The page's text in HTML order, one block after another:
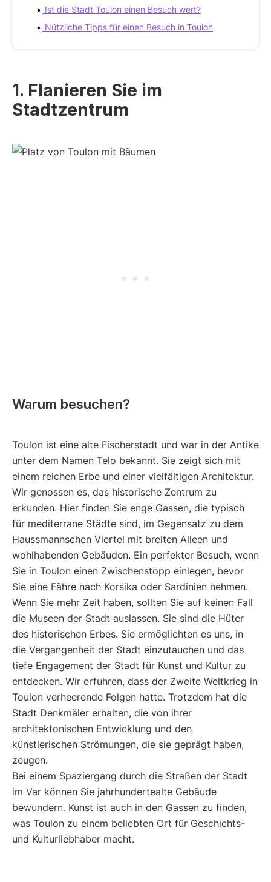
Ist die Stadt Toulon einen Besuch wert?
Nützliche Tipps für einen Besuch in Toulon
1. Flanieren Sie im
Stadtzentrum
Warum besuchen?
Toulon ist eine alte Fischerstadt und war in der Antike
unter dem Namen Telo bekannt. Sie zeigt sich mit
einem reichen Erbe und einer vielfältigen Architektur.
Wir genossen es, das historische Zentrum zu
erkunden. Hier finden Sie enge Gassen, die typisch
für mediterrane Städte sind, im Gegensatz zu dem
Haussmannschen Viertel mit breiten Alleen und
wohlhabenden Gebäuden. Ein perfekter Besuch, wenn
Sie in Toulon einen Zwischenstopp einlegen, bevor
Sie eine Fähre nach Korsika oder Sardinien nehmen.
Wenn Sie mehr Zeit haben, sollten Sie auf keinen Fall
die Museen der Stadt auslassen. Sie sind die Hüter
des historischen Erbes. Sie ermöglichten es uns, in
die Vergangenheit der Stadt einzutauchen und das
tiefe Engagement der Stadt für Kunst und Kultur zu
entdecken. Wir erfuhren, dass der Zweite Weltkrieg in
Toulon verheerende Folgen hatte. Trotzdem hat die
Stadt Denkmäler erhalten, die von ihrer
architektonischen Entwicklung und den
künstlerischen Strömungen, die sie geprägt haben,
zeugen.
Bei einem Spaziergang durch die Straßen der Stadt
im Var können Sie jahrhundertealte Gebäude
bewundern. Kunst ist auch in den Gassen zu finden,
was Toulon zu einem beliebten Ort für Geschichts-
und Kulturliebhaber macht.